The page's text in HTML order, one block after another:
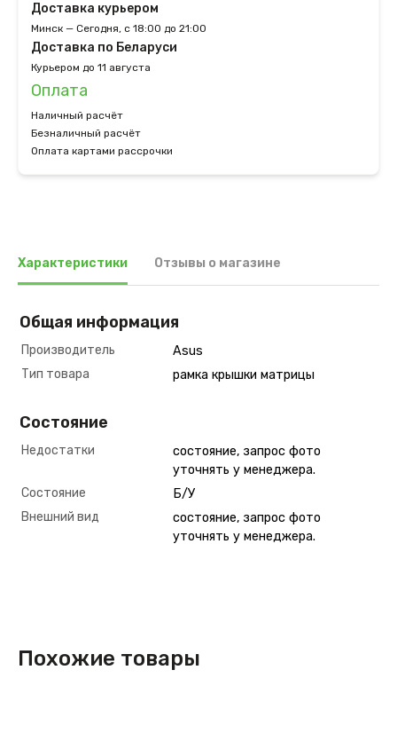
Доставка курьером
Минск — Сегодня, с 18:00 до 21:00
Доставка по Беларуси
Курьером до 11 августа
Оплата
Наличный расчёт
Безналичный расчёт
Оплата картами рассрочки
Характеристики Отзывы о магазине
Общая информация
Производитель
Asus
Тип товара
рамка крышки матрицы
Состояние
Недостатки
состояние, запрос фото
уточнять у менеджера.
Состояние
Б/У
Внешний вид
состояние, запрос фото
уточнять у менеджера.
Похожие товары